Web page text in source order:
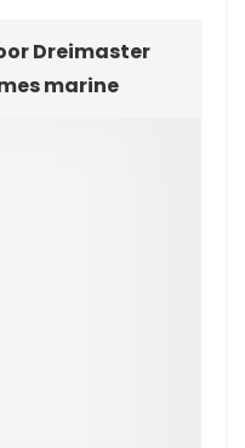
Dreimaster
marine